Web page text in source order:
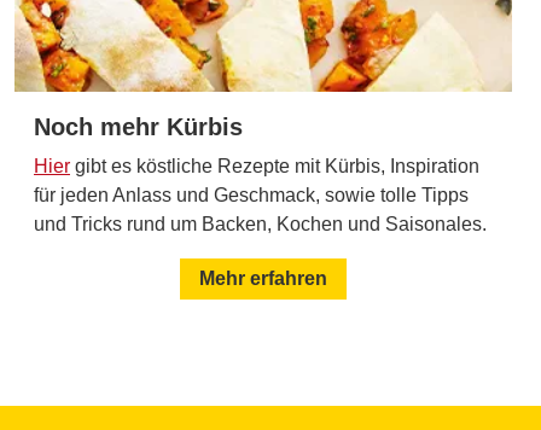
Noch mehr Kürbis
Hier gibt es köstliche Rezepte mit Kürbis, Inspiration
für jeden Anlass und Geschmack, sowie tolle Tipps
und Tricks rund um Backen, Kochen und Saisonales.
Mehr erfahren